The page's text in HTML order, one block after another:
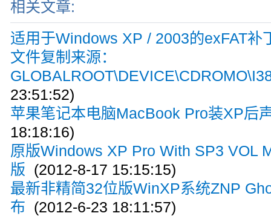
相关文章:
适用于Windows XP / 2003的exFAT补
文件复制来源：
23:51:52)
苹果笔记本电脑MacBook Pro装XP后
18:18:16)
原版Windows XP Pro With SP3 VOL
版 (2012-8-17 15:15:15)
最新非精简32位版WinXP系统ZNP
布 (2012-6-23 18:11:57)